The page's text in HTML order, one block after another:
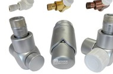
Профильные